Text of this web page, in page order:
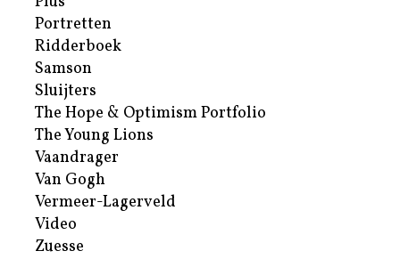
Portretten
Ridderboek
Samson
Sluijters
The Hope & Optimism Portfolio
The Young Lions
Vaandrager
Van Gogh
Vermeer-Lagerveld
Video
Zuesse